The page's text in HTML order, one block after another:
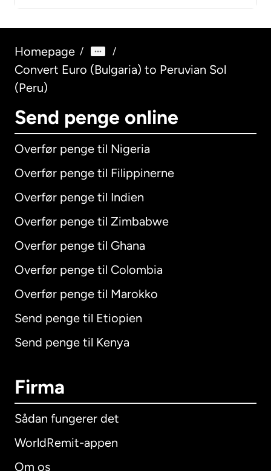
Homepage / /
Convert Euro (Bulgaria) to Peruvian Sol
(Peru)
Send penge online
Overfør penge til Nigeria
Overfør penge til Filippinerne
Overfør penge til Indien
Overfør penge til Zimbabwe
Overfør penge til Ghana
Overfør penge til Colombia
Overfør penge til Marokko
Send penge til Etiopien
Send penge til Kenya
Firma
Sådan fungerer det
WorldRemit-appen
Om os